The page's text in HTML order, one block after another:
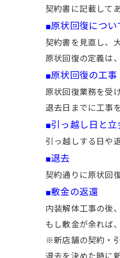
契約書に記載して
■原状回復につい
契約書を見直し、
原状回復の定義は
■原状回復の工事
原状回復業務を受
退去日までに工事
■引っ越し日と立
引っ越しする日や
■退去
契約通りに原状回
■敷金の返還
内装解体工事の後
もし敷金が余れば
※新店舗の契約・